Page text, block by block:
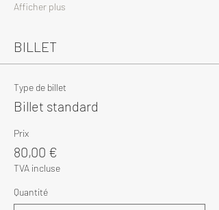
Afficher plus
BILLET
Type de billet
Billet standard
Prix
80,00 €
TVA incluse
Quantité